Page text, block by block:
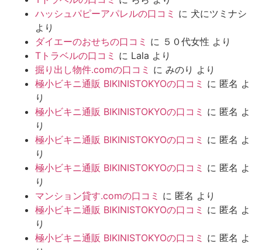
ハッシュパピーアパレルの口コミ に 犬にツミナシ
より
ダイエーのおせちの口コミ に ５０代女性 より
Tトラベルの口コミ に Lala より
掘り出し物件.comの口コミ に みのり より
極小ビキニ通販 BIKINISTOKYOの口コミ に 匿名 よ
り
極小ビキニ通販 BIKINISTOKYOの口コミ に 匿名 よ
り
極小ビキニ通販 BIKINISTOKYOの口コミ に 匿名 よ
り
極小ビキニ通販 BIKINISTOKYOの口コミ に 匿名 よ
り
マンション貸す.comの口コミ に 匿名 より
極小ビキニ通販 BIKINISTOKYOの口コミ に 匿名 よ
り
極小ビキニ通販 BIKINISTOKYOの口コミ に 匿名 よ